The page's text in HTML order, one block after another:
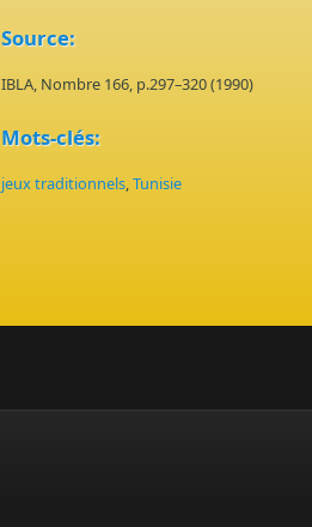
Source:
IBLA, Nombre 166, p.297–320 (1990)
Mots-clés:
jeux traditionnels,Tunisie